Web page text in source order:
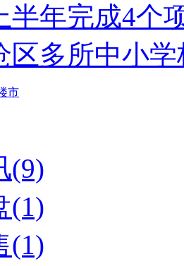
半年完成4个
区多所中小
市
(9)
(1)
(1)